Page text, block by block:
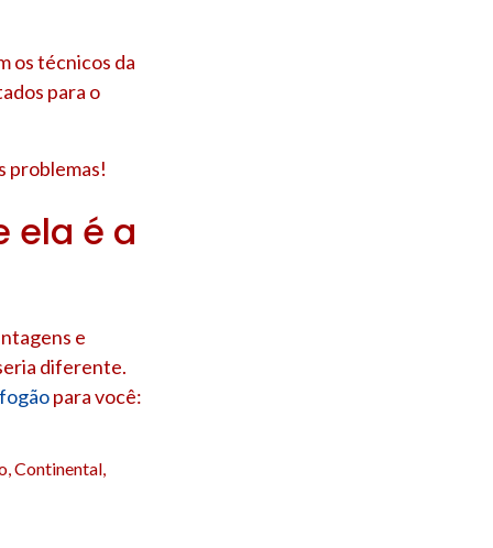
os técnicos da
para o
problemas!
ela é a
e
diferente.
para você:
Continental,